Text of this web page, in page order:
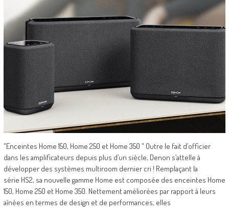
"Enceintes Home 150, Home 250 et Home 350 " Outre le fait d’officier
dans les amplificateurs depuis plus d’un siècle, Denon s’attelle à
développer des systèmes multiroom dernier cri ! Remplaçant la
série HS2, sa nouvelle gamme Home est composée des enceintes Home
150, Home 250 et Home 350. Nettement améliorées par rapport à leurs
aînées en termes de design et de performances, elles